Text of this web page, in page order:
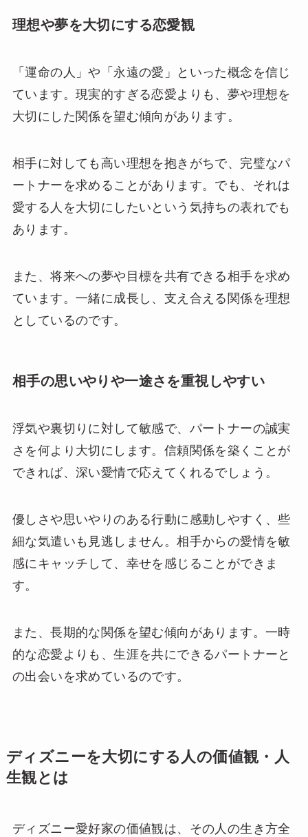
理想や夢を大切にする恋愛観
「運命の人」や「永遠の愛」といった概念を信じ
ています。現実的すぎる恋愛よりも、夢や理想を
大切にした関係を望む傾向があります。
相手に対しても高い理想を抱きがちで、完璧なパ
ートナーを求めることがあります。でも、それは
愛する人を大切にしたいという気持ちの表れでも
あります。
また、将来への夢や目標を共有できる相手を求め
ています。一緒に成長し、支え合える関係を理想
としているのです。
相手の思いやりや一途さを重視しやすい
浮気や裏切りに対して敏感で、パートナーの誠実
さを何より大切にします。信頼関係を築くことが
できれば、深い愛情で応えてくれるでしょう。
優しさや思いやりのある行動に感動しやすく、些
細な気遣いも見逃しません。相手からの愛情を敏
感にキャッチして、幸せを感じることができま
す。
また、長期的な関係を望む傾向があります。一時
的な恋愛よりも、生涯を共にできるパートナーと
の出会いを求めているのです。
ディズニーを大切にする人の価値観・人
生観とは
ディズニー愛好家の価値観は、その人の生き方全